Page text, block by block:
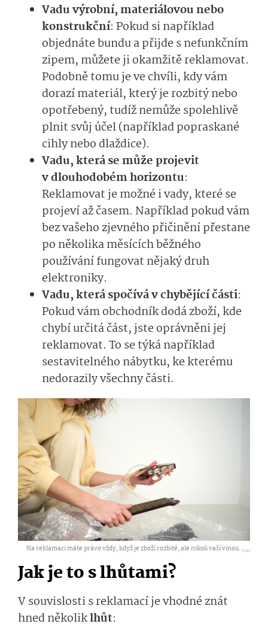
Vadu výrobní, materiálovou nebo
konstrukční: Pokud si například
objednáte bundu a přijde s nefunkčním
zipem, můžete ji okamžitě reklamovat.
Podobně tomu je ve chvíli, kdy vám
dorazí materiál, který je rozbitý nebo
opotřebený, tudíž nemůže spolehlivě
plnit svůj účel (například popraskané
cihly nebo dlaždice).
Vadu, která se může projevit
v dlouhodobém horizontu:
Reklamovat je možné i vady, které se
projeví až časem. Například pokud vám
bez vašeho zjevného přičinění přestane
po několika měsících běžného
používání fungovat nějaký druh
elektroniky.
Vadu, která spočívá v chybějící části:
Pokud vám obchodník dodá zboží, kde
chybí určitá část, jste oprávněni jej
reklamovat. To se týká například
sestavitelného nábytku, ke kterému
nedorazily všechny části.
Na reklamaci máte právo vždy, když je zboží rozbité, ale nikoli vaší vinou. ,...
Jak je to s lhůtami?
V souvislosti s reklamací je vhodné znát
hned několiklhůt: